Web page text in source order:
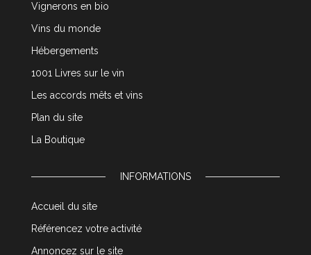
Vignerons en bio
Vins du monde
Hébergements
1001 Livres sur le vin
Les accords mêts et vins
Plan du site
La Boutique
INFORMATIONS
Accueil du site
Référencez votre activité
Annoncez sur le site